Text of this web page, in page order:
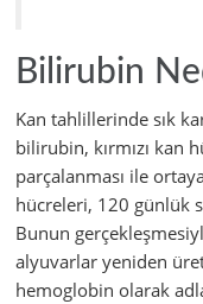
Bilirubin
Kan tahlillerinde sık
bilirubin, kırmızı kan
parçalanması ile
hücreleri, 120 günlük
Bunun
alyuvarlar yeniden
hemoglobin olarak